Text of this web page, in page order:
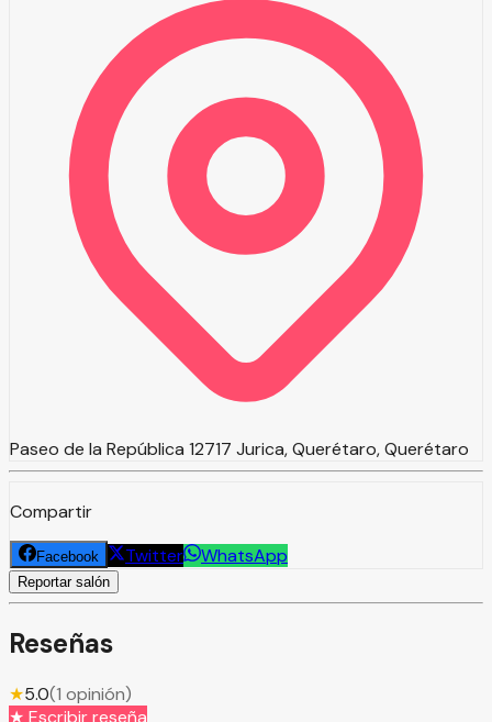
Paseo de la República 12717 Jurica, Querétaro, Querétaro
Compartir
Facebook Twitter WhatsApp
Reportar salón
Reseñas
★5.0(1 opinión)
★ Escribir reseña